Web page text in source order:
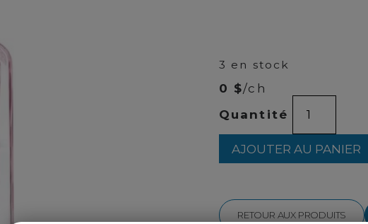
3 en stock
0 $/ch
Quantité
de
-
Irresistible
80ml
AJOUTER AU PANIER
RETOUR AUX PRODUITS